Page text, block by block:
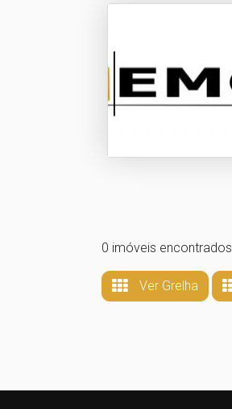
0 imóveis encontrados
Ver Grelha